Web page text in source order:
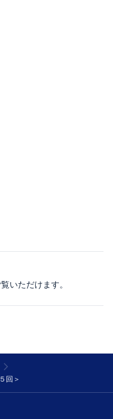
いただけます。
回＞